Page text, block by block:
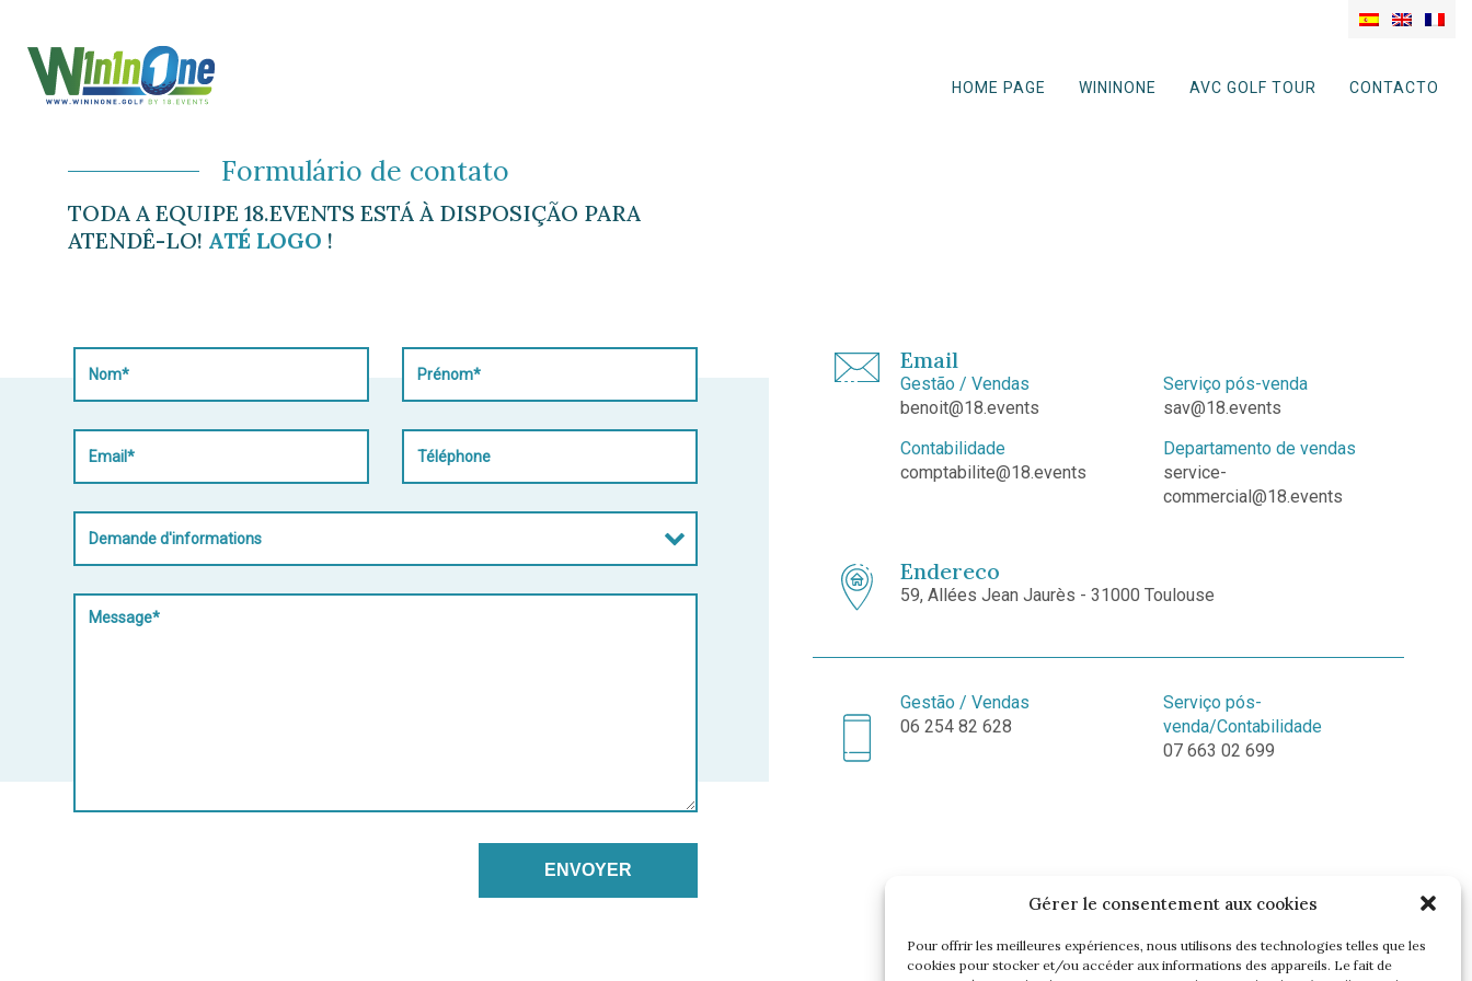
Gérer le consentement aux cookies
Pour offrir les meilleures expériences, nous utilisons des technologies telles que les
cookies pour stocker et/ou accéder aux informations des appareils. Le fait de
HOME PAGE WININONE AVC GOLF TOUR CONTACTO
Formulário de contato
TODA A EQUIPE 18.EVENTS ESTÁ À DISPOSIÇÃO PARA
ATENDÊ-LO! ATÉ LOGO !
Email
Gestão / Vendas
benoit@18.events
Serviço pós-venda
sav@18.events
Contabilidade
comptabilite@18.events
Departamento de vendas
service-
commercial@18.events
Endereco
59, Allées Jean Jaurès - 31000 Toulouse
Gestão / Vendas
06 254 82 628
Serviço pós-
venda/Contabilidade
07 663 02 699